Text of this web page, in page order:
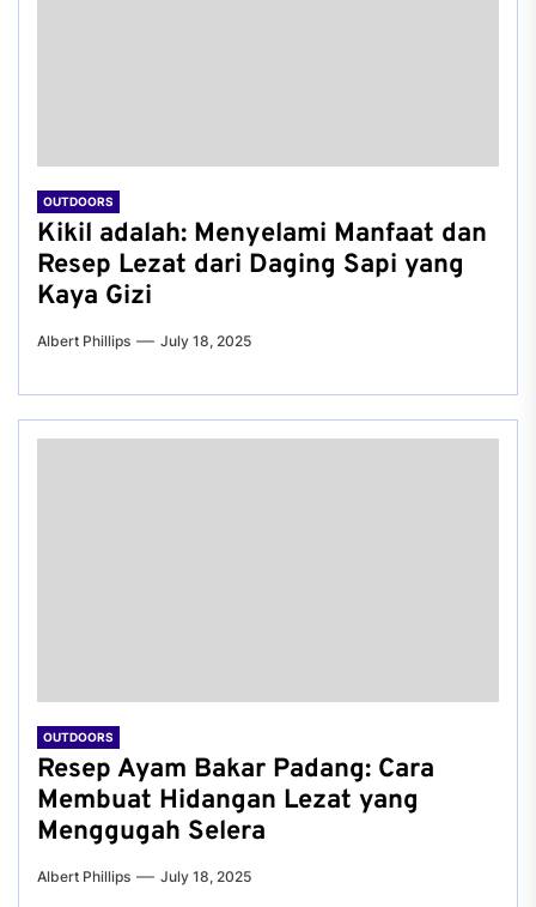
OUTDOORS
Kikil adalah: Menyelami Manfaat dan
Resep Lezat dari Daging Sapi yang
Kaya Gizi
Albert Phillips July 18, 2025
OUTDOORS
Resep Ayam Bakar Padang: Cara
Membuat Hidangan Lezat yang
Menggugah Selera
Albert Phillips July 18, 2025